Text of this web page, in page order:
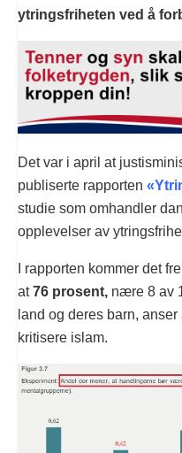
ytringsfriheten ved å
Det var i april at
publiserte rapporten
studie som omhandler
opplevelser av
I rapporten kommer det
at76 prosent, nære 8 av
land og deres barn,
kritisere islam.